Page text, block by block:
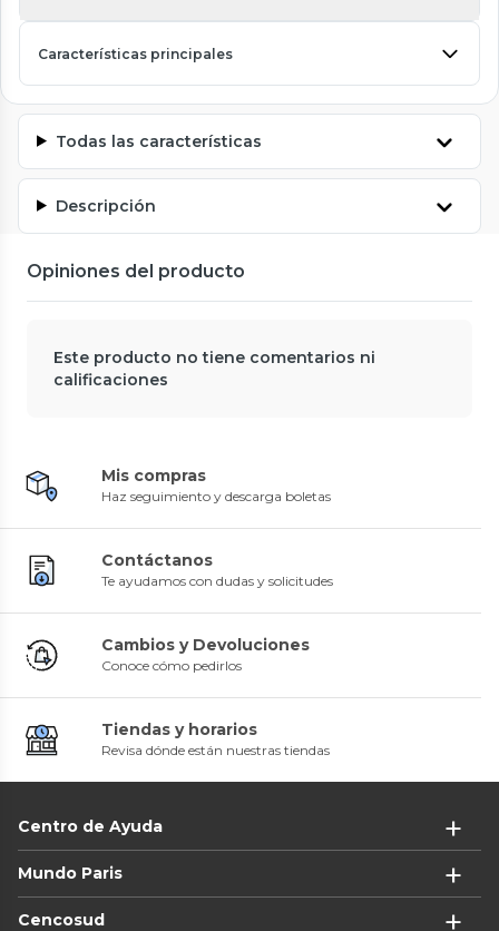
Características principales
Todas las características
Descripción
Opiniones del producto
Este producto no tiene comentarios ni
calificaciones
Mis compras
Haz seguimiento y descarga boletas
Contáctanos
Te ayudamos con dudas y solicitudes
Cambios y Devoluciones
Conoce cómo pedirlos
Tiendas y horarios
Revisa dónde están nuestras tiendas
Centro de Ayuda
Mundo Paris
Cencosud